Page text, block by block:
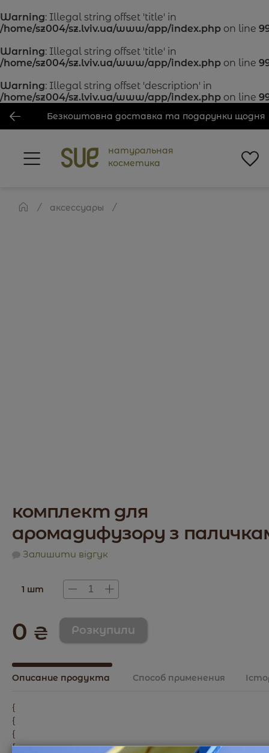
Warning: Illegal string offset 'title' in
/home/sz004/sz.lviv.ua/www/app/index.php on line
Warning: Illegal string offset 'title' in
/home/sz004/sz.lviv.ua/www/app/index.php on line
Warning: Illegal string offset 'description' in
/home/sz004/sz.lviv.ua/www/app/index.php on line
Безкоштовна доставка та подарунки щодня
натуральная
косметика
аксессуары
комплект для
аромадифузору з
Залишити відгук
1 шт
0 ₴
Описание продукта Способ применения
{
{
{
{